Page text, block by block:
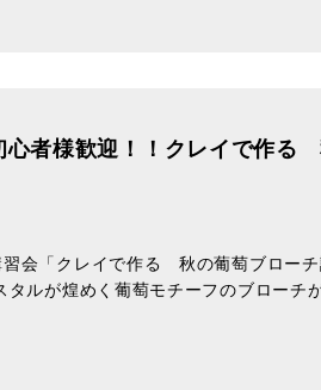
心者様歓迎！！クレイで作る
会「クレイで作る 秋の葡萄ブローチ
タルが煌めく葡萄モチーフのブローチ